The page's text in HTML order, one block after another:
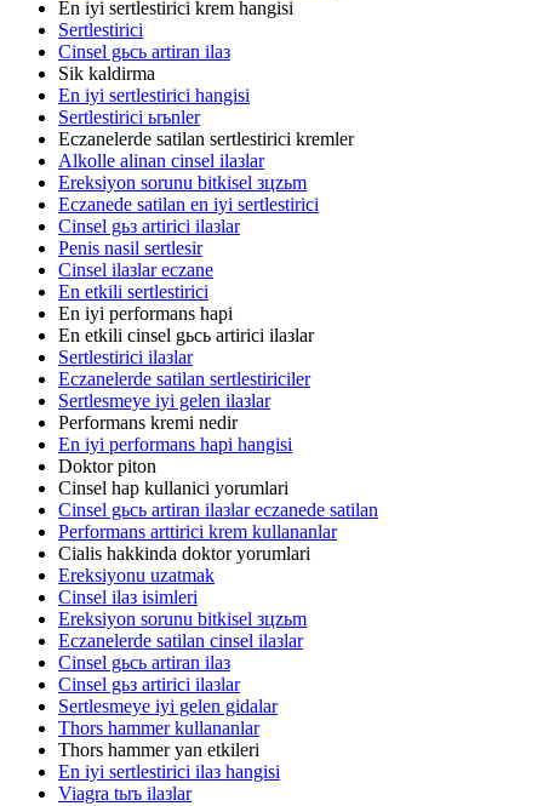
En iyi sertlestirici krem hangisi
Sertlestirici
Cinsel gьcь artiran ilaз
Sik kaldirma
En iyi sertlestirici hangisi
Sertlestirici ьrьnler
Eczanelerde satilan sertlestirici kremler
Alkolle alinan cinsel ilaзlar
Ereksiyon sorunu bitkisel зцzьm
Eczanede satilan en iyi sertlestirici
Cinsel gьз artirici ilaзlar
Penis nasil sertlesir
Cinsel ilaзlar eczane
En etkili sertlestirici
En iyi performans hapi
En etkili cinsel gьcь artirici ilaзlar
Sertlestirici ilaзlar
Eczanelerde satilan sertlestiriciler
Sertlesmeye iyi gelen ilaзlar
Performans kremi nedir
En iyi performans hapi hangisi
Doktor piton
Cinsel hap kullanici yorumlari
Cinsel gьcь artiran ilaзlar eczanede satilan
Performans arttirici krem kullananlar
Cialis hakkinda doktor yorumlari
Ereksiyonu uzatmak
Cinsel ilaз isimleri
Ereksiyon sorunu bitkisel зцzьm
Eczanelerde satilan cinsel ilaзlar
Cinsel gьcь artiran ilaз
Cinsel gьз artirici ilaзlar
Sertlesmeye iyi gelen gidalar
Thors hammer kullananlar
Thors hammer yan etkileri
En iyi sertlestirici ilaз hangisi
Viagra tьrь ilaзlar